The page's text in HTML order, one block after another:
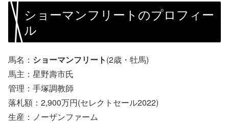
ショーマンフリートのプロフィー
ル
馬名： ショーマンフリート(2歳・牡馬)
馬主：星野壽市氏
管理：手塚調教師
落札額：2,900万円(セレクトセール2022)
生産：ノーザンファーム